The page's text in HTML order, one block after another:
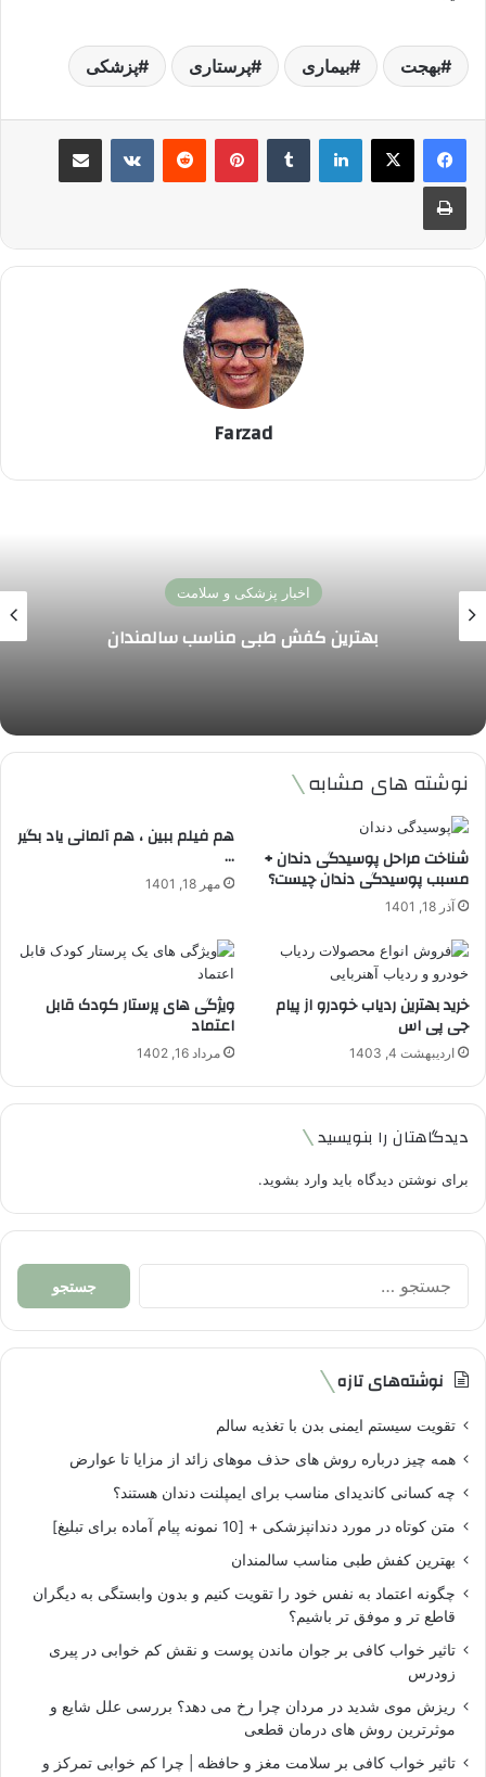
بهجت بیماری پرستاری پزشکی
لینکدین ‫تامبلر پینترست‫رددیت ‫VKontakteاشتراک گذاری از طریق ایمیل
چاپ
Farzad
تاثیر خواب کافی بر سلامت مغز و حافظه | چرا کم
خوابی تمرکز و یادگیری را مختل می کند و راه حل
چیست
نوشته های مشابه
شناخت مراحل پوسیدگی دندان +
مسبب پوسیدگی دندان چیست؟
آذر 18, 1401
هم فیلم ببین ، هم آلمانی یاد بگیر
…
مهر 18, 1401
خرید بهترین ردیاب خودرو از پیام
جی پی اس
اردیبهشت 4, 1403
ویژگی های پرستار کودک قابل
اعتماد
مرداد 16, 1402
دیدگاهتان را بنویسید
برای نوشتن دیدگاه باید وارد بشوید.
جستجو
نوشته‌های تازه
تقویت سیستم ایمنی بدن با تغذیه سالم
همه چیز درباره روش های حذف موهای زائد از مزایا تا عوارض
چه کسانی کاندیدای مناسب برای ایمپلنت دندان هستند؟
متن کوتاه در مورد دندانپزشکی + [10 نمونه پیام آماده برای تبلیغ]
بهترین کفش طبی مناسب سالمندان
چگونه اعتماد به نفس خود را تقویت کنیم و بدون وابستگی به دیگران
قاطع تر و موفق تر باشیم؟
تاثیر خواب کافی بر جوان ماندن پوست و نقش کم خوابی در پیری
زودرس
ریزش موی شدید در مردان چرا رخ می دهد؟ بررسی علل شایع و
موثرترین روش های درمان قطعی
تاثیر خواب کافی بر سلامت مغز و حافظه | چرا کم خوابی تمرکز و